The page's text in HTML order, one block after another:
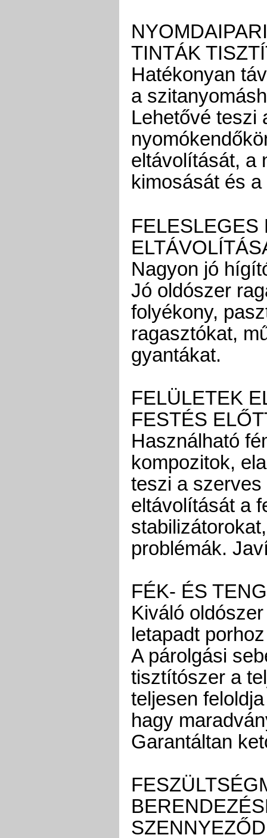
TINTÁK
Hatékonyan
a
Lehetővé teszi
eltávolítását, a
kimosását és
FELESLEGES
Nagyon jó
Jó oldószer
folyékony,
ragasztókat,
gyantákat.
FELÜLETEK
FESTÉS
Használható
kompozitok,
teszi a
eltávolítását a
problémák.
FÉK- ÉS
Kiváló
letapadt
A párolgási
tisztítószer a
teljesen
hagy
Garantáltan